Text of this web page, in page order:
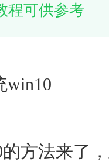
程可供参考
win10
方法来了